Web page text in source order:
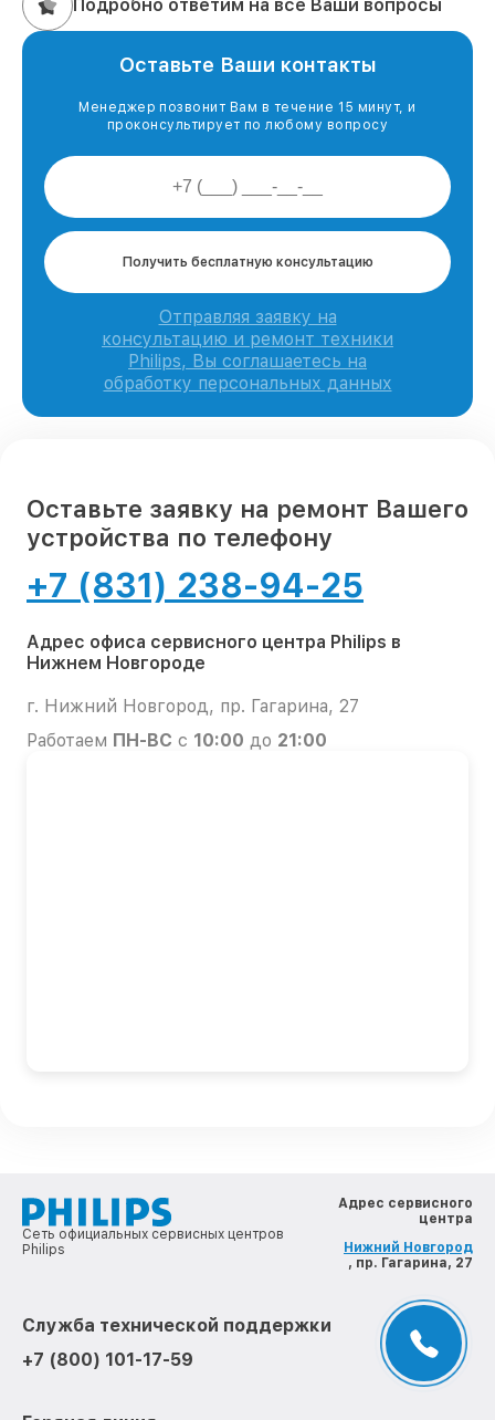
Подробно ответим на все Ваши вопросы
Оставьте Ваши контакты
Менеджер позвонит Вам в течение 15 минут, и
проконсультирует по любому вопросу
Получить бесплатную консультацию
Отправляя заявку на
консультацию и ремонт техники
Philips, Вы соглашаетесь на
обработку персональных данных
Оставьте заявку на ремонт Вашего
устройства по телефону
+7 (831) 238-94-25
Адрес офиса сервисного центра Philips в
Нижнем Новгороде
г. Нижний Новгород, пр. Гагарина, 27
Работаем ПН-ВС с 10:00 до 21:00
Сеть официальных сервисных центров
Philips
Адрес сервисного
центра
Нижний Новгород
, пр. Гагарина, 27
Служба технической поддержки
+7 (800) 101-17-59